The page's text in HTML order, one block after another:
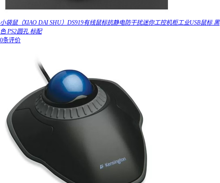
小袋鼠（XIAO DAI SHU）DS919有线鼠标抗静电防干扰迷你工控机柜工业USB鼠标 黑
色 PS2圆孔 标配
0条评价